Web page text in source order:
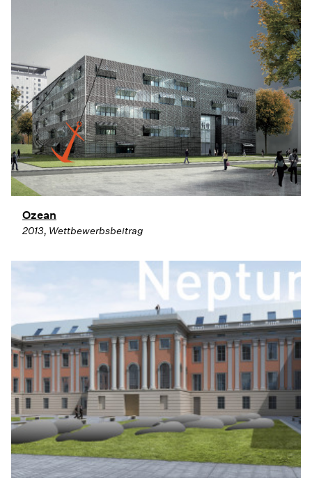
Ozean
2013, Wettbewerbsbeitrag